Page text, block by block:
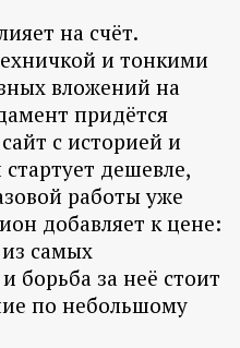
на счёт.
и тонкими
вложений на
придётся
с историей и
дешевле,
работы уже
добавляет к цене:
самых
борьба за неё стоит
по небольшому